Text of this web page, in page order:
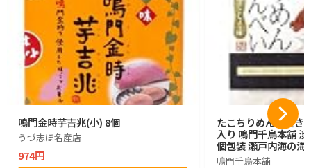
鳴門金時芋吉兆(小) 8個
うづ志ほ名産店
974円
たこちりめん素焼き
入り 鳴門千鳥本舗
個包装 瀬戸内海の海
鳴門千鳥本舗